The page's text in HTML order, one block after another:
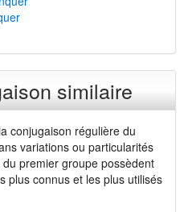
similaire
conjugaison régulière du
variations ou particularités
premier groupe possèdent
plus connus et les plus utilisés